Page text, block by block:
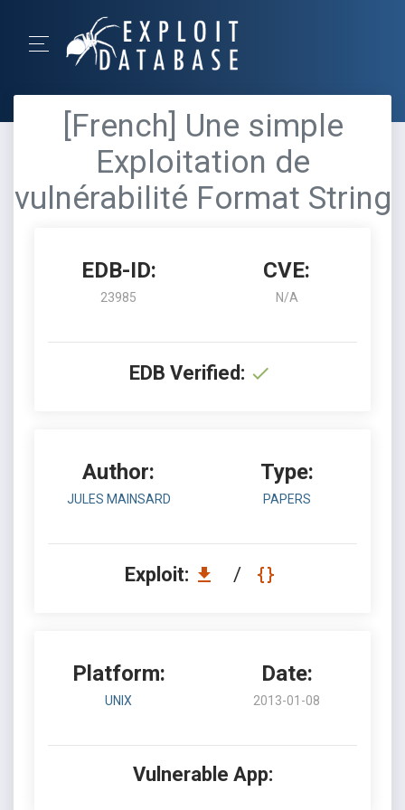
[French] Une simple
Exploitation de
vulnérabilité Format String
EDB-ID:
23985
CVE:
N/A
EDB Verified:
Author:
JULES MAINSARD
Type:
PAPERS
Exploit: /
Platform:
UNIX
Date:
2013-01-08
Vulnerable App: